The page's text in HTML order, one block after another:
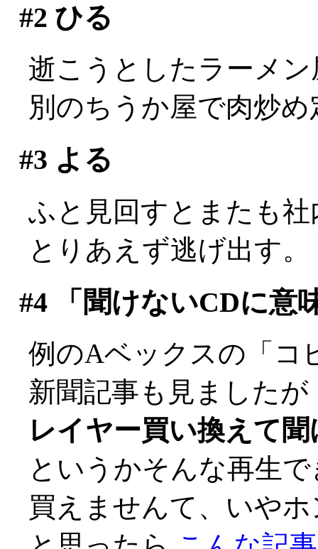
#2 ひる
逝こうとしたラーメ
別のちうか屋で肉炒
#3 よる
ふと見回すとまたも
とりあえず逃げ出す。
#4「聞けないCDに意
例のAベックスの「コ
新聞記事も見ましたが
レイヤー買い換えて
というかそんな再生
買えませんて、いや